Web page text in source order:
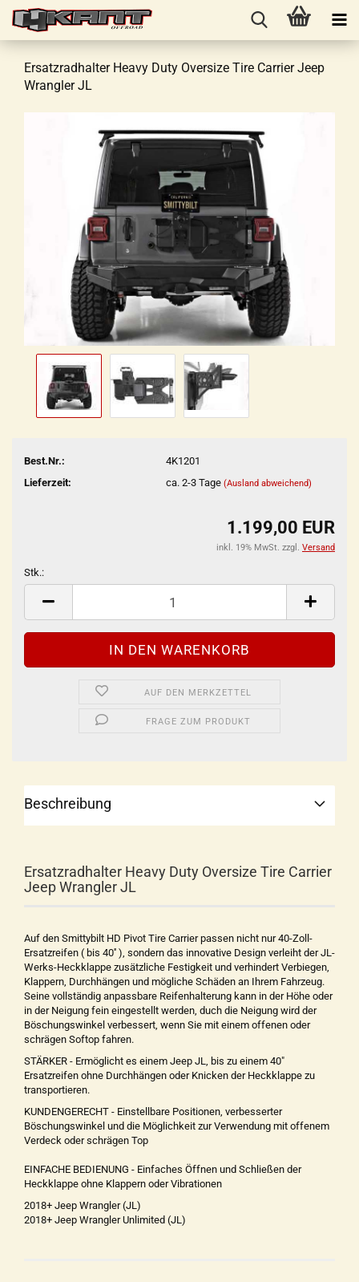
Ersatzradhalter Heavy Duty Oversize Tire Carrier Jeep
Wrangler JL
Best.Nr.:
4K1201
Lieferzeit:
ca. 2-3 Tage (Ausland abweichend)
1.199,00 EUR
inkl. 19% MwSt. zzgl. Versand
Stk.:
Stk.
AUF DEN MERKZETTEL
FRAGE ZUM PRODUKT
Beschreibung
Ersatzradhalter Heavy Duty Oversize Tire Carrier
Jeep Wrangler JL
Auf den Smittybilt HD Pivot Tire Carrier passen nicht nur 40-Zoll-
Ersatzreifen ( bis 40'' ), sondern das innovative Design verleiht der JL-
Werks-Heckklappe zusätzliche Festigkeit und verhindert Verbiegen,
Klappern, Durchhängen und mögliche Schäden an Ihrem Fahrzeug.
Seine vollständig anpassbare Reifenhalterung kann in der Höhe oder
in der Neigung fein eingestellt werden, duch die Neigung wird der
Böschungswinkel verbessert, wenn Sie mit einem offenen oder
schrägen Softop fahren.
STÄRKER - Ermöglicht es einem Jeep JL, bis zu einem 40"
Ersatzreifen ohne Durchhängen oder Knicken der Heckklappe zu
transportieren.
KUNDENGERECHT - Einstellbare Positionen, verbesserter
Böschungswinkel und die Möglichkeit zur Verwendung mit offenem
Verdeck oder schrägen Top
EINFACHE BEDIENUNG - Einfaches Öffnen und Schließen der
Heckklappe ohne Klappern oder Vibrationen
2018+ Jeep Wrangler (JL)
2018+ Jeep Wrangler Unlimited (JL)